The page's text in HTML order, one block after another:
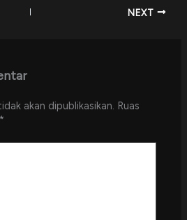
NEXT
akan dipublikasikan. Ruas
*